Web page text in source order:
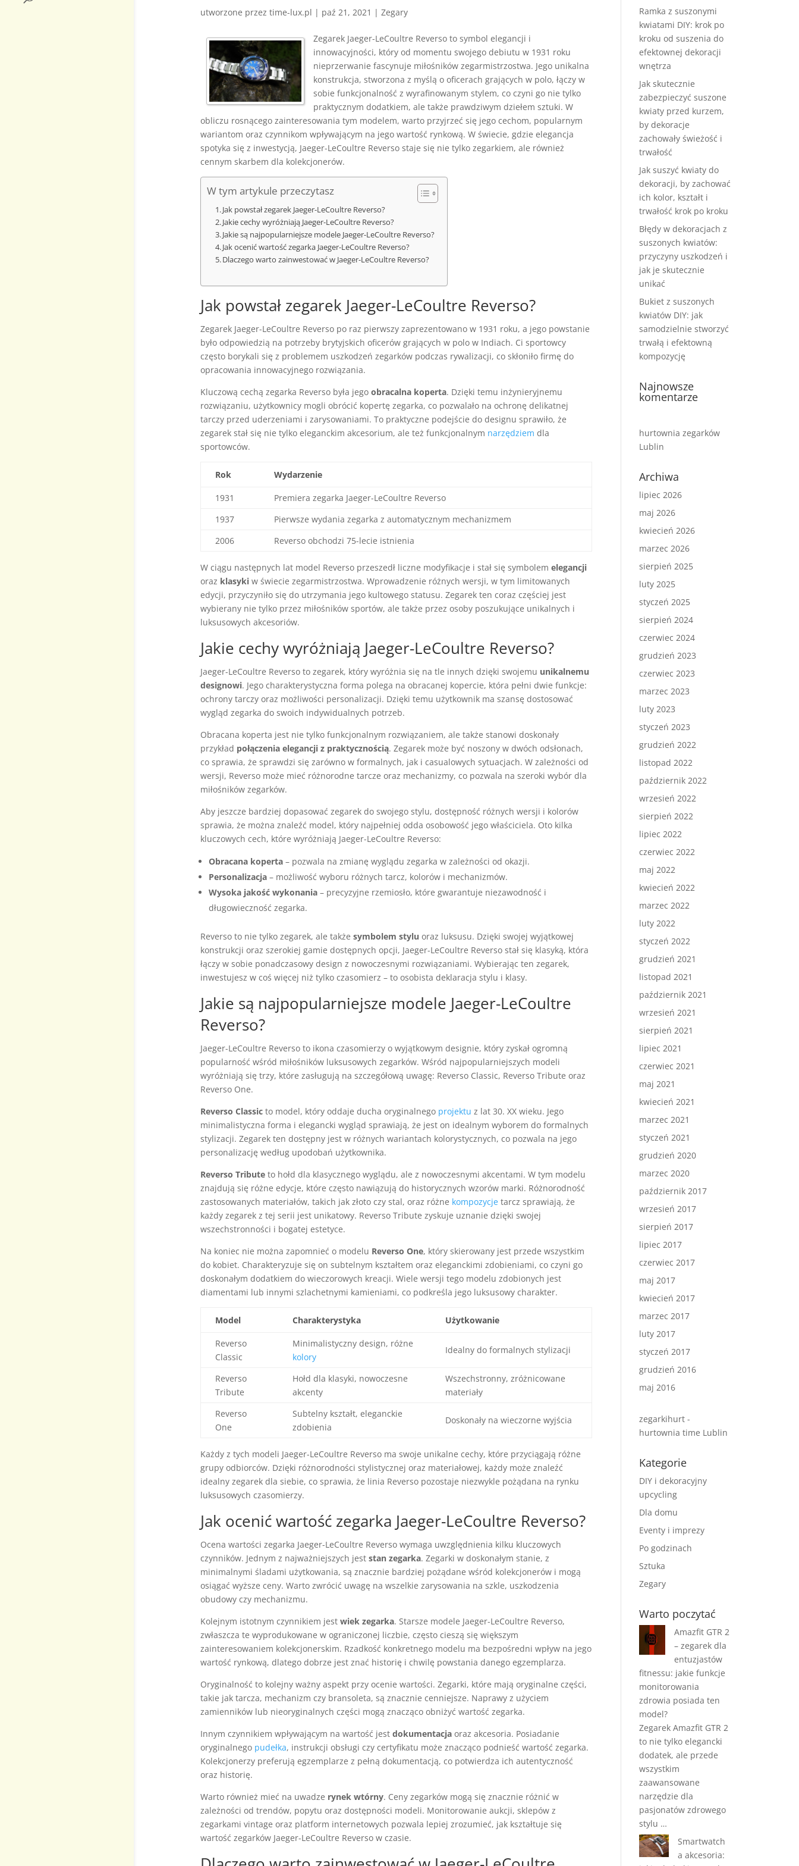
utworzone przez time-lux.pl | paź 21, 2021 | Zegary
Zegarek Jaeger-LeCoultre Reverso to symbol elegancji i
innowacyjności, który od momentu swojego debiutu w 1931 roku
nieprzerwanie fascynuje miłośników zegarmistrzostwa. Jego unikalna
konstrukcja, stworzona z myślą o oficerach grających w polo, łączy w
sobie funkcjonalność z wyrafinowanym stylem, co czyni go nie tylko
praktycznym dodatkiem, ale także prawdziwym dziełem sztuki. W
obliczu rosnącego zainteresowania tym modelem, warto przyjrzeć się jego cechom, popularnym
wariantom oraz czynnikom wpływającym na jego wartość rynkową. W świecie, gdzie elegancja
spotyka się z inwestycją, Jaeger-LeCoultre Reverso staje się nie tylko zegarkiem, ale również
cennym skarbem dla kolekcjonerów.
W tym artykule przeczytasz
Jak powstał zegarek Jaeger-LeCoultre Reverso?
Jakie cechy wyróżniają Jaeger-LeCoultre Reverso?
Jakie są najpopularniejsze modele Jaeger-LeCoultre Reverso?
Jak ocenić wartość zegarka Jaeger-LeCoultre Reverso?
Dlaczego warto zainwestować w Jaeger-LeCoultre Reverso?
Jak powstał zegarek Jaeger-LeCoultre Reverso?
Zegarek Jaeger-LeCoultre Reverso po raz pierwszy zaprezentowano w 1931 roku, a jego powstanie
było odpowiedzią na potrzeby brytyjskich oficerów grających w polo w Indiach. Ci sportowcy
często borykali się z problemem uszkodzeń zegarków podczas rywalizacji, co skłoniło firmę do
opracowania innowacyjnego rozwiązania.
Kluczową cechą zegarka Reverso była jego obracalna koperta. Dzięki temu inżynieryjnemu
rozwiązaniu, użytkownicy mogli obrócić kopertę zegarka, co pozwalało na ochronę delikatnej
tarczy przed uderzeniami i zarysowaniami. To praktyczne podejście do designu sprawiło, że
zegarek stał się nie tylko eleganckim akcesorium, ale też funkcjonalnym narzędziem dla
sportowców.
Rok Wydarzenie
1931
Premiera zegarka Jaeger-LeCoultre Reverso
1937
Pierwsze wydania zegarka z automatycznym mechanizmem
2006
Reverso obchodzi 75-lecie istnienia
W ciągu następnych lat model Reverso przeszedł liczne modyfikacje i stał się symbolem elegancji
oraz klasykiw świecie zegarmistrzostwa. Wprowadzenie różnych wersji, w tym limitowanych
edycji, przyczyniło się do utrzymania jego kultowego statusu. Zegarek ten coraz częściej jest
wybierany nie tylko przez miłośników sportów, ale także przez osoby poszukujące unikalnych i
luksusowych akcesoriów.
Jakie cechy wyróżniają Jaeger-LeCoultre Reverso?
Jaeger-LeCoultre Reverso to zegarek, który wyróżnia się na tle innych dzięki swojemu unikalnemu
designowi. Jego charakterystyczna forma polega na obracanej kopercie, która pełni dwie funkcje:
ochrony tarczy oraz możliwości personalizacji. Dzięki temu użytkownik ma szansę dostosować
wygląd zegarka do swoich indywidualnych potrzeb.
Obracana koperta jest nie tylko funkcjonalnym rozwiązaniem, ale także stanowi doskonały
przykład połączenia elegancji z praktycznością. Zegarek może być noszony w dwóch odsłonach,
co sprawia, że sprawdzi się zarówno w formalnych, jak i casualowych sytuacjach. W zależności od
wersji, Reverso może mieć różnorodne tarcze oraz mechanizmy, co pozwala na szeroki wybór dla
miłośników zegarków.
Aby jeszcze bardziej dopasować zegarek do swojego stylu, dostępność różnych wersji i kolorów
sprawia, że można znaleźć model, który najpełniej odda osobowość jego właściciela. Oto kilka
kluczowych cech, które wyróżniają Jaeger-LeCoultre Reverso:
Obracana koperta– pozwala na zmianę wyglądu zegarka w zależności od okazji.
Personalizacja– możliwość wyboru różnych tarcz, kolorów i mechanizmów.
Wysoka jakość wykonania– precyzyjne rzemiosło, które gwarantuje niezawodność i
długowieczność zegarka.
Reverso to nie tylko zegarek, ale także symbolem stylu oraz luksusu. Dzięki swojej wyjątkowej
konstrukcji oraz szerokiej gamie dostępnych opcji, Jaeger-LeCoultre Reverso stał się klasyką, która
łączy w sobie ponadczasowy design z nowoczesnymi rozwiązaniami. Wybierając ten zegarek,
inwestujesz w coś więcej niż tylko czasomierz – to osobista deklaracja stylu i klasy.
Jakie są najpopularniejsze modele Jaeger-LeCoultre
Reverso?
Jaeger-LeCoultre Reverso to ikona czasomierzy o wyjątkowym designie, który zyskał ogromną
popularność wśród miłośników luksusowych zegarków. Wśród najpopularniejszych modeli
wyróżniają się trzy, które zasługują na szczegółową uwagę: Reverso Classic, Reverso Tribute oraz
Reverso One.
Reverso Classicto model, który oddaje ducha oryginalnego projektu z lat 30. XX wieku. Jego
minimalistyczna forma i elegancki wygląd sprawiają, że jest on idealnym wyborem do formalnych
stylizacji. Zegarek ten dostępny jest w różnych wariantach kolorystycznych, co pozwala na jego
personalizację według upodobań użytkownika.
Reverso Tributeto hołd dla klasycznego wyglądu, ale z nowoczesnymi akcentami. W tym modelu
znajdują się różne edycje, które często nawiązują do historycznych wzorów marki. Różnorodność
zastosowanych materiałów, takich jak złoto czy stal, oraz różne kompozycjetarcz sprawiają, że
każdy zegarek z tej serii jest unikatowy. Reverso Tribute zyskuje uznanie dzięki swojej
wszechstronności i bogatej estetyce.
Na koniec nie można zapomnieć o modelu Reverso One, który skierowany jest przede wszystkim
do kobiet. Charakteryzuje się on subtelnym kształtem oraz eleganckimi zdobieniami, co czyni go
doskonałym dodatkiem do wieczorowych kreacji. Wiele wersji tego modelu zdobionych jest
diamentami lub innymi szlachetnymi kamieniami, co podkreśla jego luksusowy charakter.
Model Charakterystyka Użytkowanie
Reverso
Classic
Minimalistyczny design, różne
kolory
Idealny do formalnych stylizacji
Reverso
Tribute
Hołd dla klasyki, nowoczesne
akcenty
Wszechstronny, zróżnicowane
materiały
Reverso
One
Subtelny kształt, eleganckie
zdobienia
Doskonały na wieczorne wyjścia
Każdy z tych modeli Jaeger-LeCoultre Reverso ma swoje unikalne cechy, które przyciągają różne
grupy odbiorców. Dzięki różnorodności stylistycznej oraz materiałowej, każdy może znaleźć
idealny zegarek dla siebie, co sprawia, że linia Reverso pozostaje niezwykle pożądana na rynku
luksusowych czasomierzy.
Jak ocenić wartość zegarka Jaeger-LeCoultre Reverso?
Ocena wartości zegarka Jaeger-LeCoultre Reverso wymaga uwzględnienia kilku kluczowych
czynników. Jednym z najważniejszych jest stan zegarka. Zegarki w doskonałym stanie, z
minimalnymi śladami użytkowania, są znacznie bardziej pożądane wśród kolekcjonerów i mogą
osiągać wyższe ceny. Warto zwrócić uwagę na wszelkie zarysowania na szkle, uszkodzenia
obudowy czy mechanizmu.
Kolejnym istotnym czynnikiem jest wiek zegarka. Starsze modele Jaeger-LeCoultre Reverso,
zwłaszcza te wyprodukowane w ograniczonej liczbie, często cieszą się większym
zainteresowaniem kolekcjonerskim. Rzadkość konkretnego modelu ma bezpośredni wpływ na jego
wartość rynkową, dlatego dobrze jest znać historię i chwilę powstania danego egzemplarza.
Oryginalność to kolejny ważny aspekt przy ocenie wartości. Zegarki, które mają oryginalne części,
takie jak tarcza, mechanizm czy bransoleta, są znacznie cenniejsze. Naprawy z użyciem
zamienników lub nieoryginalnych części mogą znacząco obniżyć wartość zegarka.
Innym czynnikiem wpływającym na wartość jest dokumentacjaoraz akcesoria. Posiadanie
oryginalnego pudełka, instrukcji obsługi czy certyfikatu może znacząco podnieść wartość zegarka.
Kolekcjonerzy preferują egzemplarze z pełną dokumentacją, co potwierdza ich autentyczność
oraz historię.
Warto również mieć na uwadze rynek wtórny. Ceny zegarków mogą się znacznie różnić w
zależności od trendów, popytu oraz dostępności modeli. Monitorowanie aukcji, sklepów z
zegarkami vintage oraz platform internetowych pozwala lepiej zrozumieć, jak kształtuje się
wartość zegarków Jaeger-LeCoultre Reverso w czasie.
Ramka z suszonymi
kwiatami DIY: krok po
kroku od suszenia do
efektownej dekoracji
wnętrza
Jak skutecznie
zabezpieczyć suszone
kwiaty przed kurzem,
by dekoracje
zachowały świeżość i
trwałość
Jak suszyć kwiaty do
dekoracji, by zachować
ich kolor, kształt i
trwałość krok po kroku
Błędy w dekoracjach z
suszonych kwiatów:
przyczyny uszkodzeń i
jak je skutecznie
unikać
Bukiet z suszonych
kwiatów DIY: jak
samodzielnie stworzyć
trwałą i efektowną
kompozycję
Najnowsze
komentarze
hurtownia zegarków
Lublin
Archiwa
lipiec 2026
maj 2026
kwiecień 2026
marzec 2026
sierpień 2025
luty 2025
styczeń 2025
sierpień 2024
czerwiec 2024
grudzień 2023
czerwiec 2023
marzec 2023
luty 2023
styczeń 2023
grudzień 2022
listopad 2022
październik 2022
wrzesień 2022
sierpień 2022
lipiec 2022
czerwiec 2022
maj 2022
kwiecień 2022
marzec 2022
luty 2022
styczeń 2022
grudzień 2021
listopad 2021
październik 2021
wrzesień 2021
sierpień 2021
lipiec 2021
czerwiec 2021
maj 2021
kwiecień 2021
marzec 2021
styczeń 2021
grudzień 2020
marzec 2020
październik 2017
wrzesień 2017
sierpień 2017
lipiec 2017
czerwiec 2017
maj 2017
kwiecień 2017
marzec 2017
luty 2017
styczeń 2017
grudzień 2016
maj 2016
zegarkihurt -
hurtownia time Lublin
Kategorie
DIY i dekoracyjny
upcycling
Dla domu
Eventy i imprezy
Po godzinach
Sztuka
Zegary
Warto poczytać
Amazfit GTR 2
– zegarek dla
entuzjastów
fitnessu: jakie funkcje
monitorowania
zdrowia posiada ten
model?
Zegarek Amazfit GTR 2
to nie tylko elegancki
dodatek, ale przede
wszystkim
zaawansowane
narzędzie dla
pasjonatów zdrowego
stylu …
Smartwatch
a akcesoria: